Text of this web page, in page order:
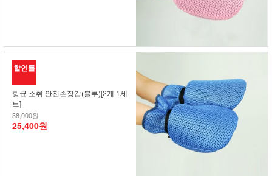
할인률
항균 소취 안전손장갑(블루)[2개 1세
트]
38,000원
25,400원